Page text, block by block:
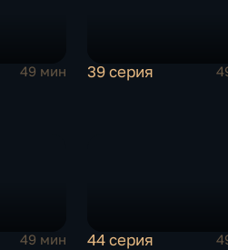
49 мин
39 серия
49 мин 44 серия